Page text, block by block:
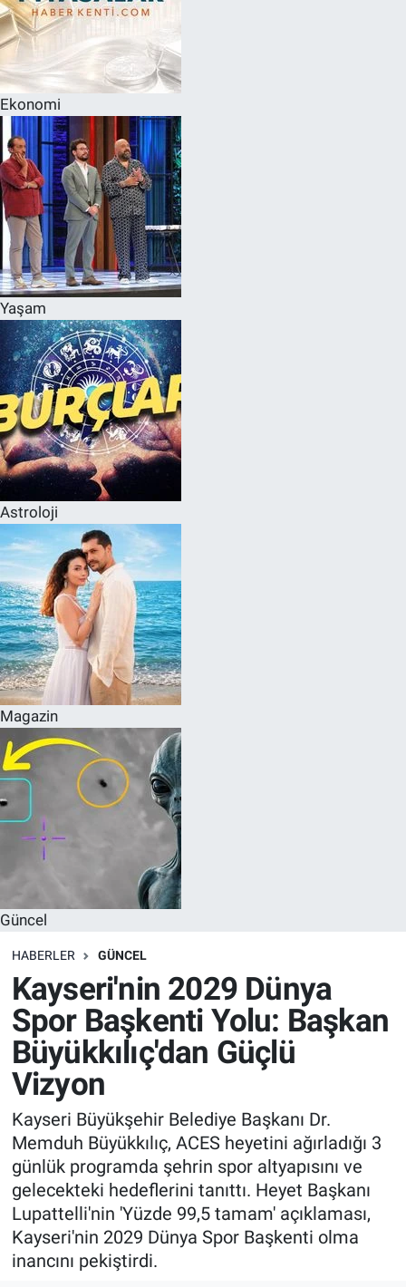
Ekonomi
Yaşam
Astroloji
Magazin
Güncel
HABERLER GÜNCEL
Kayseri'nin 2029 Dünya
Spor Başkenti Yolu: Başkan
Büyükkılıç'dan Güçlü
Vizyon
Kayseri Büyükşehir Belediye Başkanı Dr.
Memduh Büyükkılıç, ACES heyetini ağırladığı 3
günlük programda şehrin spor altyapısını ve
gelecekteki hedeflerini tanıttı. Heyet Başkanı
Lupattelli'nin 'Yüzde 99,5 tamam' açıklaması,
Kayseri'nin 2029 Dünya Spor Başkenti olma
inancını pekiştirdi.